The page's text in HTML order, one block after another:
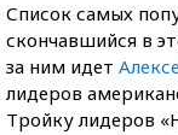
Список самых
скончавшийся в
за ним идет
лидеров
Тройку лидеров